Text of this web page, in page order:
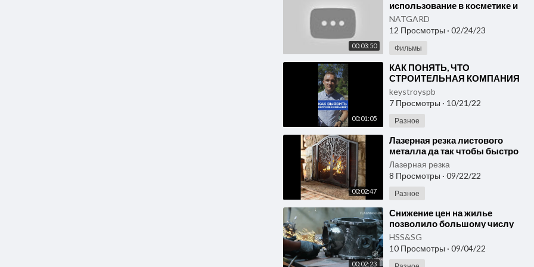
00:03:50
использование в косметике и
уходу за кожей. Микросферы
— купить недорого
NATGARD
12 Просмотры · 02/24/23
Фильмы
00:01:05
⁣КАК ПОНЯТЬ, ЧТО
СТРОИТЕЛЬНАЯ КОМПАНИЯ
РАБОТАЕТ
НЕПРОФЕССИОНАЛЬНО?
Краткий мануал и что делать?
keystroyspb
7 Просмотры · 10/21/22
Разное
00:02:47
⁣Лазерная резка листового
металла да так чтобы быстро
и недорого? LAZERVOROTA.ru
Лазерная резка
8 Просмотры · 09/22/22
Разное
00:02:23
⁣Снижение цен на жилье
позволило большому числу
людей приобрести землю и
задуматься о своём доме.
HSS&SG
10 Просмотры · 09/04/22